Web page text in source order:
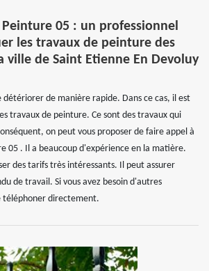
Peinture 05 : un professionnel
les travaux de peinture des
ville de Saint Etienne En Devoluy
détériorer de manière rapide. Dans ce cas, il est
travaux de peinture. Ce sont des travaux qui
on peut vous proposer de faire appel à
05 . Il a beaucoup d'expérience en la matière.
des tarifs très intéressants. Il peut assurer
de travail. Si vous avez besoin d'autres
téléphoner directement.